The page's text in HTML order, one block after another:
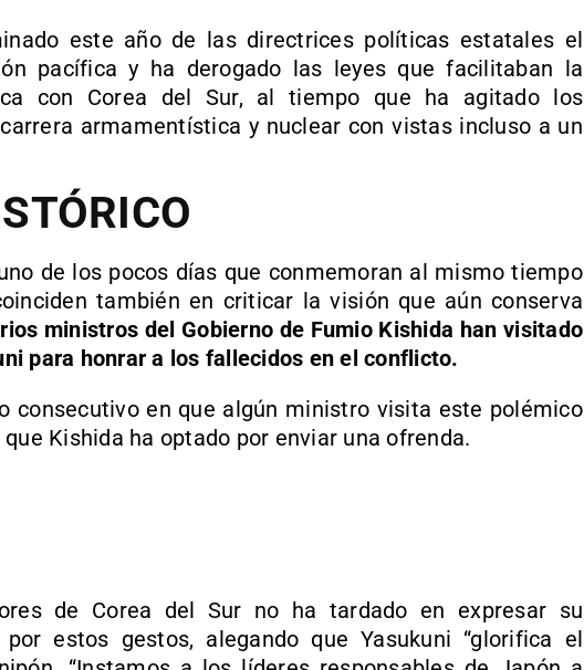
este año de las directrices políticas estatales el
pacífica y ha derogado las leyes que facilitaban la
con Corea del Sur, al tiempo que ha agitado los
armamentística y nuclear con vistas incluso a un
de los pocos días que conmemoran al mismo tiempo
también en criticar la visión que aún conserva
ministros del Gobierno de Fumio Kishida han visitado
para honrar a los fallecidos en el conflicto.
consecutivo en que algún ministro visita este polémico
Kishida ha optado por enviar una ofrenda.
de Corea del Sur no ha tardado en expresar su
por estos gestos, alegando que Yasukuni “glorifica el